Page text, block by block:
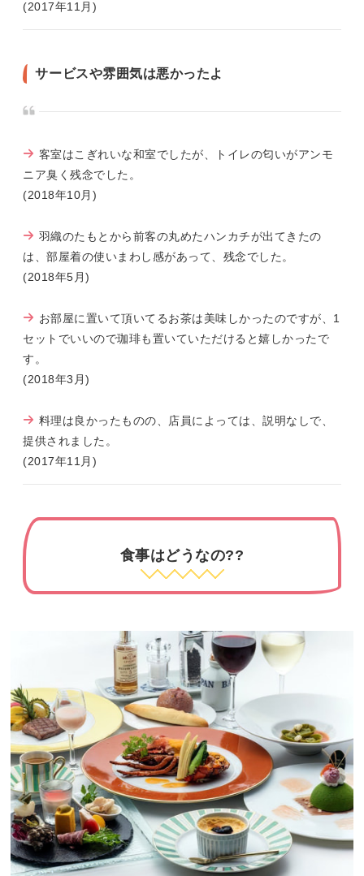
(2017年11月)
サービスや雰囲気は悪かったよ
客室はこぎれいな和室でしたが、トイレの匂いがアンモ
ニア臭く残念でした。
(2018年10月)
羽織のたもとから前客の丸めたハンカチが出てきたの
は、部屋着の使いまわし感があって、残念でした。
(2018年5月)
お部屋に置いて頂いてるお茶は美味しかったのですが、1
セットでいいので珈琲も置いていただけると嬉しかったで
す。
(2018年3月)
料理は良かったものの、店員によっては、説明なしで、
提供されました。
(2017年11月)
食事はどうなの??